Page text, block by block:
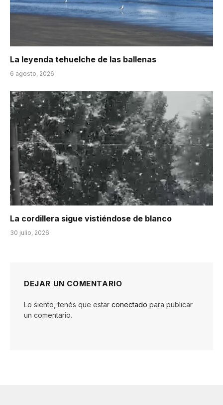
La leyenda tehuelche de las ballenas
6 agosto, 2026
La cordillera sigue vistiéndose de blanco
30 julio, 2026
DEJAR UN COMENTARIO
Lo siento, tenés que estar conectado para publicar
un comentario.